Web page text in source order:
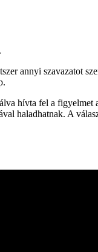
annyi szavazatot
hívta fel a figyelmet
haladhatnak. A